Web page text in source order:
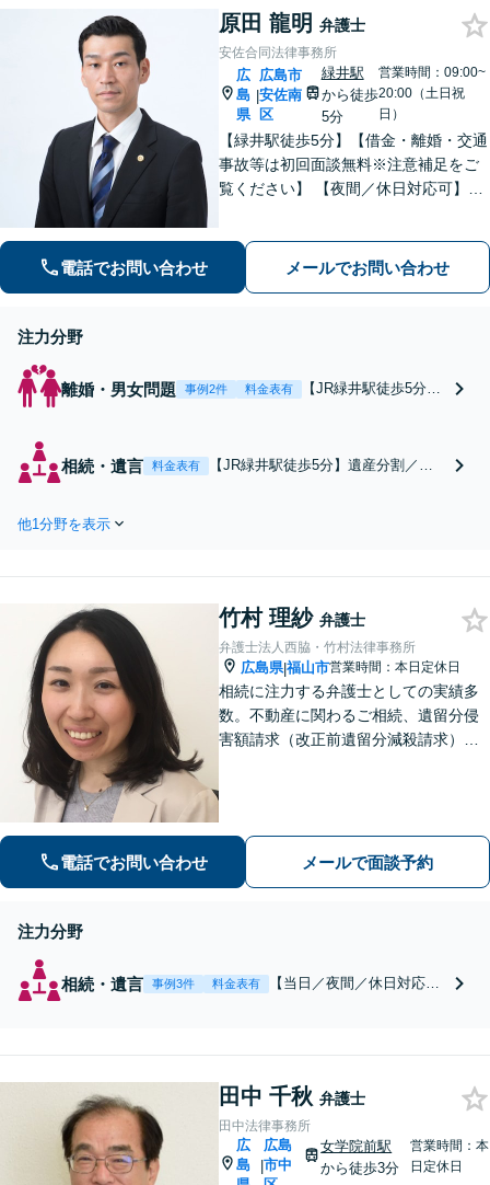
すくお伝えし、最後ま
でサポート。
ートいたします。
原田 龍明 弁護士
安佐合同法律事務所
広
島
県
|
広島市
安佐南
区
緑井駅
から徒歩
5分
営業時間：09:00~
20:00（土日祝
日）
【緑井駅徒歩5分】【借金・離婚・交通
事故等は初回面談無料※注意補足をご
覧ください】 【夜間／休日対応可】丁
を第一に考えたパートナー弁護士に。
早めのご相談が有利な解決の鍵です。
電話でお問い合わせ メールでお問い合わせ
注力分野
離婚・男女問題 事例2件 料金表有
【JR緑井駅徒歩5分】
／財産分与／不貞の慰
謝料請求など離婚に関
ます。【完全個室】
【子連れ相談可】
相続・遺言 料金表有
【JR緑井駅徒歩5分】遺産分割／遺
公正証書遺言の作成をサポート【完
他1分野を表示
竹村 理紗 弁護士
弁護士法人西脇・竹村法律事務所
広島県|福山市営業時間：本日定休日
相続に注力する弁護士としての実績多
数。不動産に関わるご相続、遺留分侵
害額請求（改正前遺留分減殺請求）に
【駐車場無料】
電話でお問い合わせ メールで面談予約
注力分野
相続・遺言 事例3件 料金表有
【当日／夜間／休日対応
ウハウあり。税理士とも連
デメリットを踏まえた解決
が可能。難しい複雑な相続
問題でも、お任せくださ
田中 千秋 弁護士
田中法律事務所
広
島
|
広島
市中
女学院前駅
から徒歩3分
営業時間：本
日定休日